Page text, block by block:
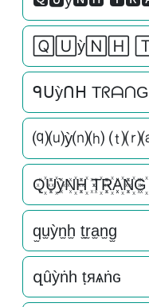
🅀🅄ỳ🄽🄷
ᑫᑌỳᑎᕼ TᖇᗩᑎG
⒬⒰ỳ⒩⒣
Q꙰U꙰ỳN꙰H꙰ T꙰R꙰A꙰N꙰G꙰
q̫u̫ỳn̫h̫ t̫r̫a̫n̫g̫
զȗỳṅһ ṭяѧṅɢ